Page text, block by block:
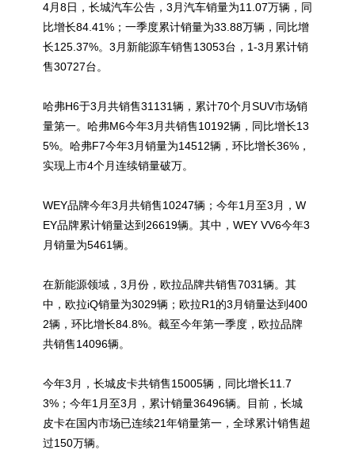
4月8日，长城汽车公告，3月汽车销量为11.07万辆，同
比增长84.41%；一季度累计销量为33.88万辆，同比增
长125.37%。3月新能源车销售13053台，1-3月累计销
售30727台。
哈弗H6于3月共销售31131辆，累计70个月SUV市场销
量第一。哈弗M6今年3月共销售10192辆，同比增长13
5%。哈弗F7今年3月销量为14512辆，环比增长36%，
实现上市4个月连续销量破万。
WEY品牌今年3月共销售10247辆；今年1月至3月，W
EY品牌累计销量达到26619辆。其中，WEY VV6今年3
月销量为5461辆。
在新能源领域，3月份，欧拉品牌共销售7031辆。其
中，欧拉iQ销量为3029辆；欧拉R1的3月销量达到400
2辆，环比增长84.8%。截至今年第一季度，欧拉品牌
共销售14096辆。
今年3月，长城皮卡共销售15005辆，同比增长11.7
3%；今年1月至3月，累计销量36496辆。目前，长城
皮卡在国内市场已连续21年销量第一，全球累计销售超
过150万辆。